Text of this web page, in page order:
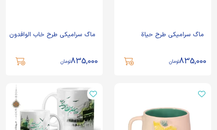
ماگ سرامیکی طرح حیاة
835,000تومان
ماگ سرامیکی طرح خاب الوافدون
835,000تومان